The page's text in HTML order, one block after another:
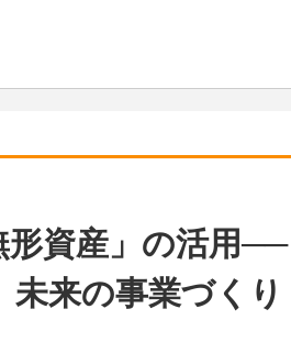
資産」の活用──
来の事業づくり